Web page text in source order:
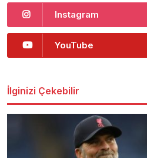
Instagram
YouTube
İlginizi Çekebilir